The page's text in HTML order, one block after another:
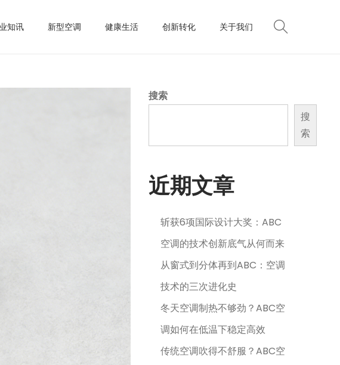
知讯 新型空调 健康生活 创新转化 关于我们
搜索
搜
索
近期文章
斩获6项国际设计大奖：ABC
空调的技术创新底气从何而来
从窗式到分体再到ABC：空调
技术的三次进化史
冬天空调制热不够劲？ABC空
调如何在低温下稳定高效
传统空调吹得不舒服？ABC空